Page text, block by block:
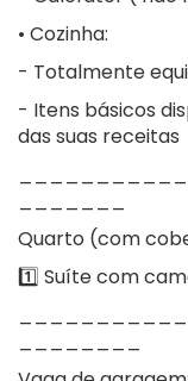
• Cozinha:
- Totalmente
- Itens básicos
das suas receitas
Quarto (com
1️⃣ Suíte com